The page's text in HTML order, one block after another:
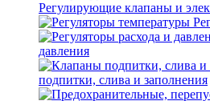
Регулирующие клапаны и
давления
подпитки, слива и заполнения